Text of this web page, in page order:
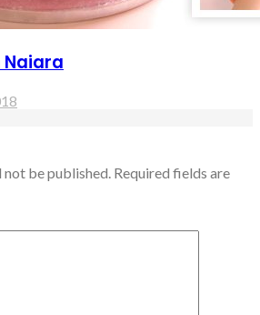
not be published. Required fields are